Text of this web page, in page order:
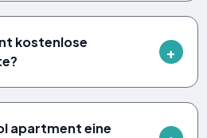
kostenlose
apartment eine